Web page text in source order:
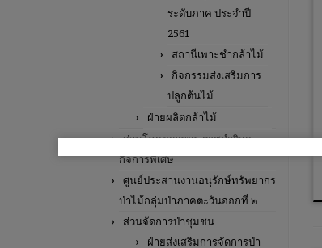
ระดับภาค ประจำปี
2561
สถานีเพาะชำกล้าไม้
กิจกรรมส่งเสริมการ
ปลูกต้นไม้
ฝ่ายผลิตกล้าไม้
ส่วนโครงการพระราชดำริและ
กิจการพิเศษ
ศูนย์ประสานงานอนุรักษ์ทรัพยากร
ป่าไม้กลุ่มป่าภาคตะวันออกที่ ๒
ส่วนจัดการป่าชุมชน
ฝ่ายส่งเสริมการจัดการป่า